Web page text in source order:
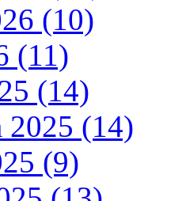
(10)
(11)
(14)
2025 (14)
(9)